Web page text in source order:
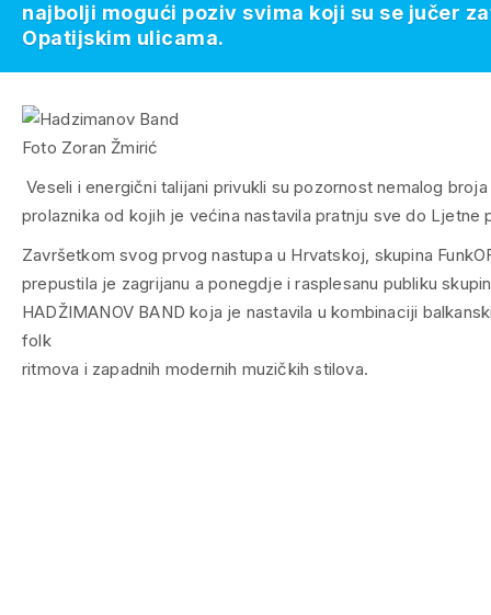
Foto Zoran Žmirić
Veseli i energični talijani privukli su pozornost nemalog broja
prolaznika od kojih je većina nastavila pratnju sve do Ljetne
Završetkom svog prvog nastupa u Hrvatskoj, skupina
prepustila je zagrijanu a ponegdje i rasplesanu publiku
HADŽIMANOV BAND koja je nastavila u kombinaciji
folk
ritmova i zapadnih modernih muzičkih stilova.
najbolji mogući poziv svima koji su se jučer
Opatijskim ulicama.